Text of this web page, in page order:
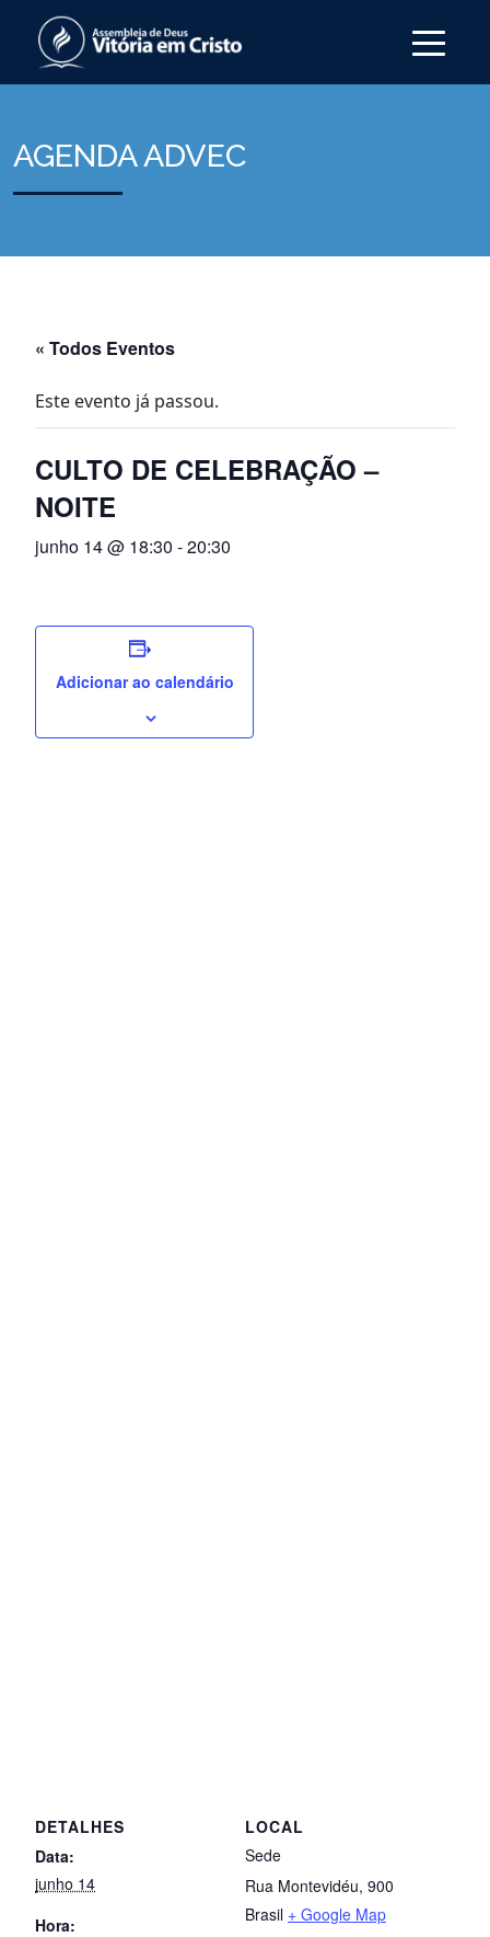
AGENDA ADVEC
« Todos Eventos
Este evento já passou.
CULTO DE CELEBRAÇÃO –
NOITE
junho 14 @ 18:30 -20:30
Adicionar ao calendário
DETALHES
Data:
junho 14
Hora:
LOCAL
Sede
Rua Montevidéu, 900
Brasil + Google Map